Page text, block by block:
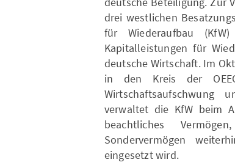
drei westlichen
für Wiederaufbau
Kapitalleistungen für
deutsche Wirtschaft. Im
in den Kreis der
Wirtschaftsaufschwung
verwaltet die KfW beim
beachtliches
Sondervermögen
eingesetzt wird.